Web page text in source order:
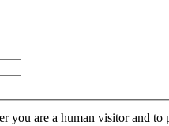
you are a human visitor and to